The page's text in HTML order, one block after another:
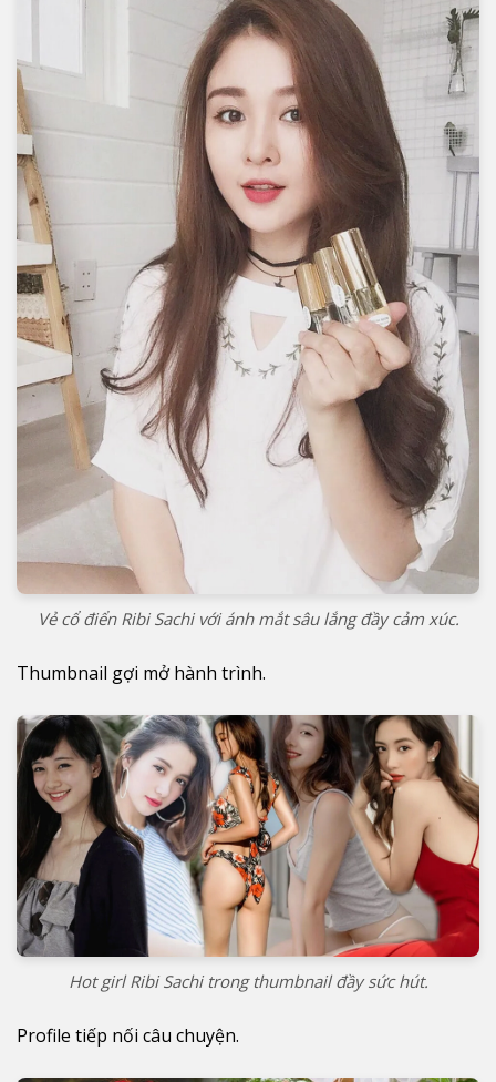
Vẻ cổ điển Ribi Sachi với ánh mắt sâu lắng đầy cảm xúc.
Thumbnail gợi mở hành trình.
Hot girl Ribi Sachi trong thumbnail đầy sức hút.
Profile tiếp nối câu chuyện.